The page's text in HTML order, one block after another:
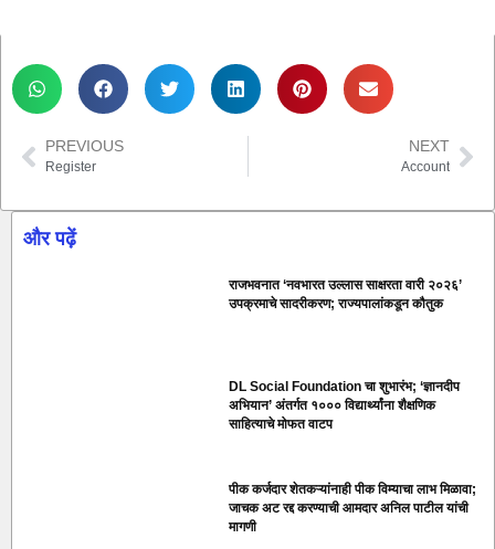
PREVIOUS
Register
NEXT
Account
और पढ़ें
राजभवनात ‘नवभारत उल्लास साक्षरता वारी २०२६’
उपक्रमाचे सादरीकरण; राज्यपालांकडून कौतुक
DL Social Foundation चा शुभारंभ; ‘ज्ञानदीप
अभियान’ अंतर्गत १००० विद्यार्थ्यांना शैक्षणिक
साहित्याचे मोफत वाटप
पीक कर्जदार शेतकऱ्यांनाही पीक विम्याचा लाभ मिळावा;
जाचक अट रद्द करण्याची आमदार अनिल पाटील यांची
मागणी